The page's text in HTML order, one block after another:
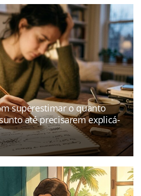
superestimar o quanto
até precisarem explicá-